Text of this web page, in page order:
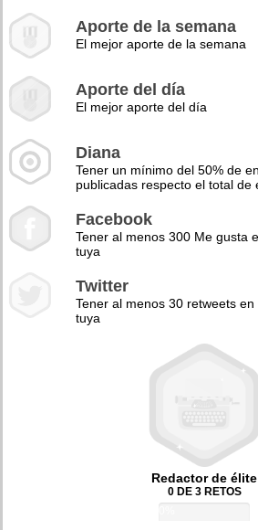
Aporte de la semana
El mejor aporte de la semana
Aporte del día
El mejor aporte del día
Diana
Tener un mínimo del 50% de
publicadas respecto el total de
Facebook
Tener al menos 300 Me gusta
tuya
Twitter
Tener al menos 30 retweets
tuya
Redactor de élite
0 DE 3 RETOS